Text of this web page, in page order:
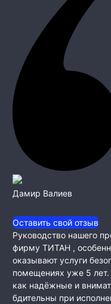
Дамир Валиев
Оставить свой отзыв
Руководство нашего
фирму ТИТАН ,
оказывают услуги
помещениях уже 5
как надёжные и
бдительны при